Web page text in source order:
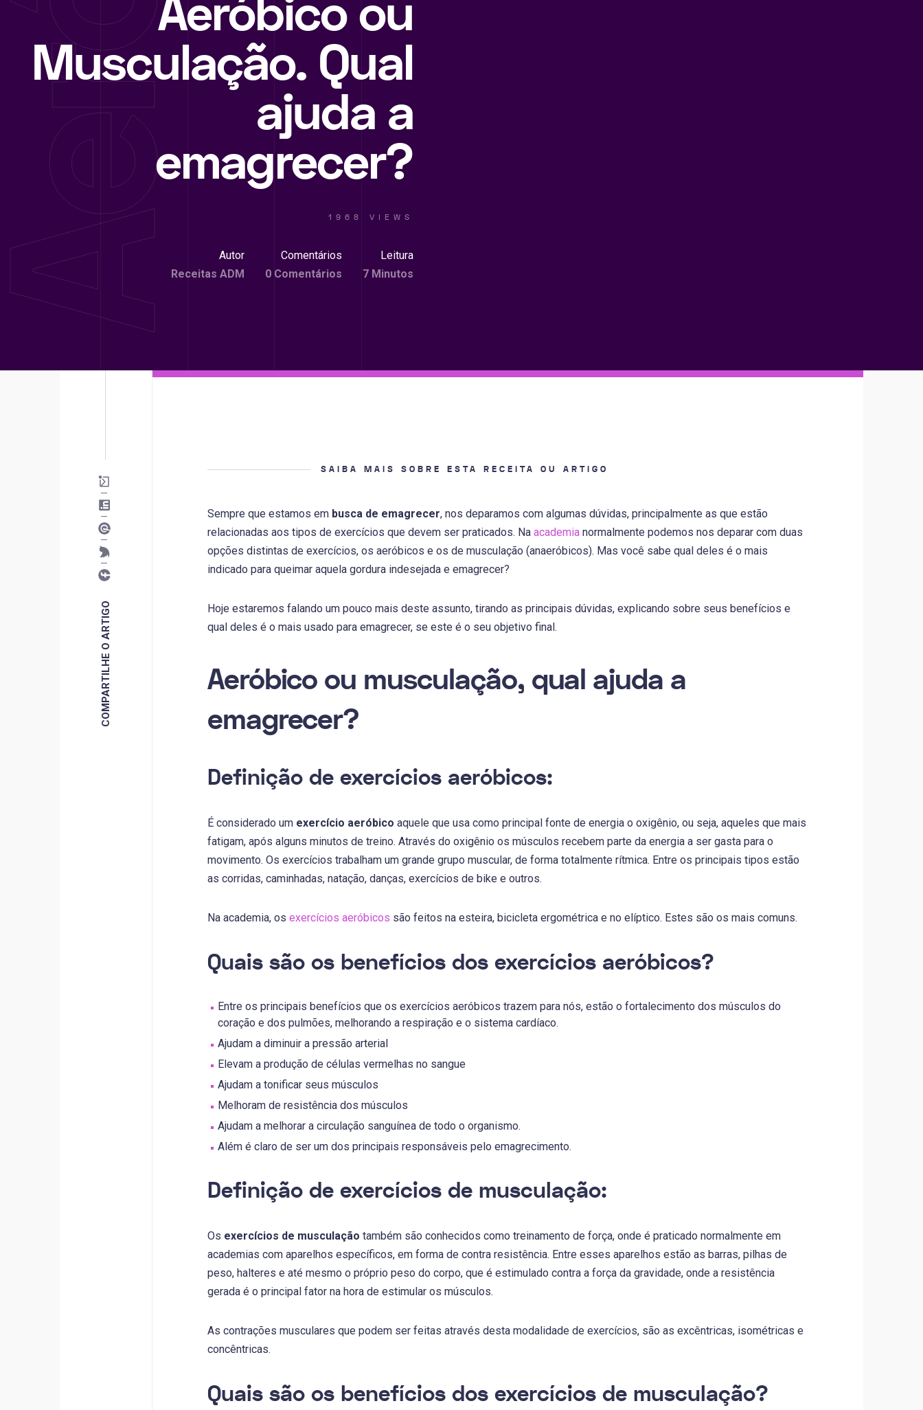
Aeróbico ou
Musculação. Qual
ajuda a
emagrecer?
1968 VIEWS
Autor
Receitas ADM
Comentários
0 Comentários
Leitura
7 Minutos
COMPARTILHE O ARTIGO
SAIBA MAIS SOBRE ESTA RECEITA OU ARTIGO
Sempre que estamos em busca de emagrecer, nos deparamos com algumas dúvidas, principalmente as que estão
relacionadas aos tipos de exercícios que devem ser praticados. Na academianormalmente podemos nos deparar com duas
opções distintas de exercícios, os aeróbicos e os de musculação (anaeróbicos). Mas você sabe qual deles é o mais
indicado para queimar aquela gordura indesejada e emagrecer?
Hoje estaremos falando um pouco mais deste assunto, tirando as principais dúvidas, explicando sobre seus benefícios e
qual deles é o mais usado para emagrecer, se este é o seu objetivo final.
Aeróbico ou musculação, qual ajuda a
emagrecer?
Definição de exercícios aeróbicos:
É considerado um exercício aeróbico aquele que usa como principal fonte de energia o oxigênio, ou seja, aqueles que mais
fatigam, após alguns minutos de treino. Através do oxigênio os músculos recebem parte da energia a ser gasta para o
movimento. Os exercícios trabalham um grande grupo muscular, de forma totalmente rítmica. Entre os principais tipos estão
as corridas, caminhadas, natação, danças, exercícios de bike e outros.
Na academia, os exercícios aeróbicos são feitos na esteira, bicicleta ergométrica e no elíptico. Estes são os mais comuns.
Quais são os benefícios dos exercícios aeróbicos?
Entre os principais benefícios que os exercícios aeróbicos trazem para nós, estão o fortalecimento dos músculos do
coração e dos pulmões, melhorando a respiração e o sistema cardíaco.
Ajudam a diminuir a pressão arterial
Elevam a produção de células vermelhas no sangue
Ajudam a tonificar seus músculos
Melhoram de resistência dos músculos
Ajudam a melhorar a circulação sanguínea de todo o organismo.
Além é claro de ser um dos principais responsáveis pelo emagrecimento.
Definição de exercícios de musculação:
Os exercícios de musculação também são conhecidos como treinamento de força, onde é praticado normalmente em
academias com aparelhos específicos, em forma de contra resistência. Entre esses aparelhos estão as barras, pilhas de
peso, halteres e até mesmo o próprio peso do corpo, que é estimulado contra a força da gravidade, onde a resistência
gerada é o principal fator na hora de estimular os músculos.
As contrações musculares que podem ser feitas através desta modalidade de exercícios, são as excêntricas, isométricas e
concêntricas.
Quais são os benefícios dos exercícios de musculação?